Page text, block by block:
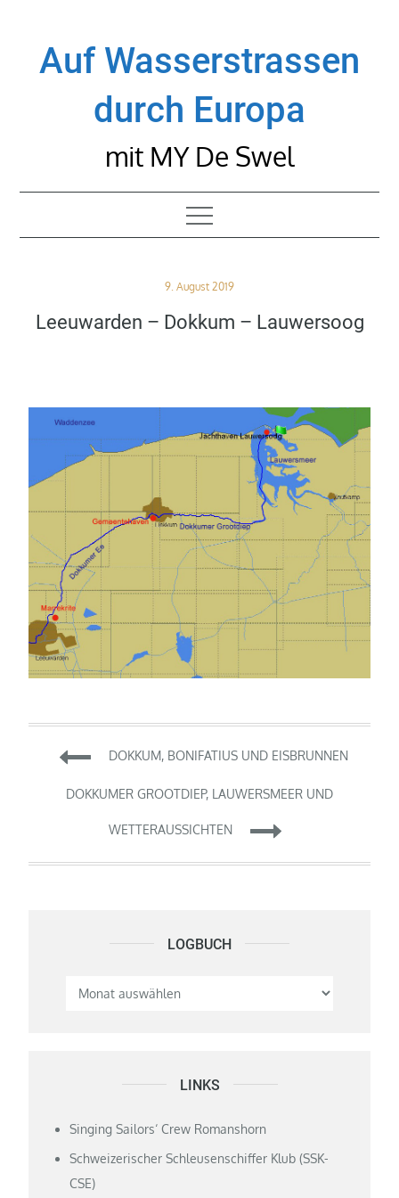
contentAuf Wasserstrassen
durch Europa
mit MY De Swel
Posted
9. August 2019
Leeuwarden – Dokkum – Lauwersoog
Beitragsnavigation
DOKKUM, BONIFATIUS UND EISBRUNNEN
DOKKUMER GROOTDIEP, LAUWERSMEER UND
WETTERAUSSICHTEN
LOGBUCH Logbuch
LINKS
Singing Sailors‘ Crew Romanshorn
Schweizerischer Schleusenschiffer Klub (SSK-
CSE)